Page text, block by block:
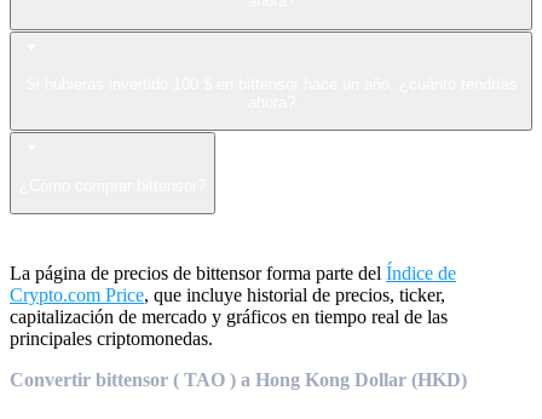
La página de precios de bittensor forma parte del Índice de
Crypto.com Price, que incluye historial de precios, ticker,
capitalización de mercado y gráficos en tiempo real de las
principales criptomonedas.
Convertir bittensor ( TAO ) a Hong Kong Dollar (HKD)